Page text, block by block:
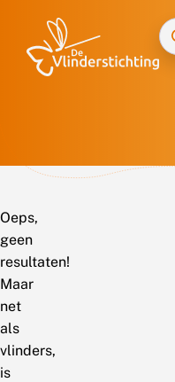
Oeps,
geen
resultaten!
Maar
net
als
vlinders,
is